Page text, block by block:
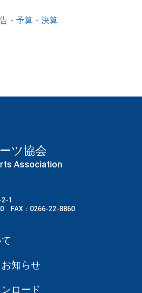
・予算・決算
ツ協会
Association
1
FAX：0266-22-8860
知らせ
ロード